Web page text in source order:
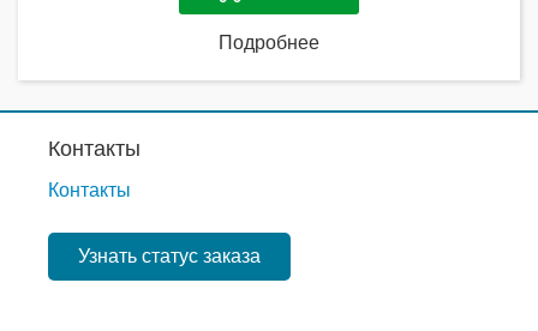
Подробнее
Контакты
Контакты
Узнать статус заказа